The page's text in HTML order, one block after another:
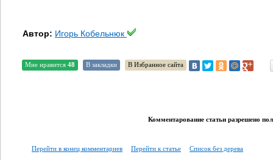
Автор: Игорь Кобельнюк
Мне нравится 48 В закладки В Избранное сайта
Комментарование статьи разрешено
Перейти в конец комментариев Перейти к статье Список без дерева